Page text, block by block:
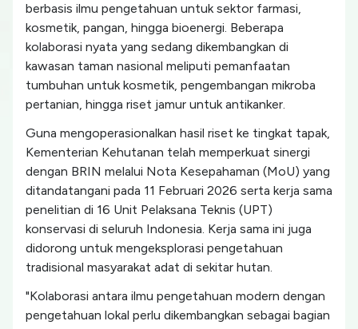
berbasis ilmu pengetahuan untuk sektor farmasi,
kosmetik, pangan, hingga bioenergi. Beberapa
kolaborasi nyata yang sedang dikembangkan di
kawasan taman nasional meliputi pemanfaatan
tumbuhan untuk kosmetik, pengembangan mikroba
pertanian, hingga riset jamur untuk antikanker.
Guna mengoperasionalkan hasil riset ke tingkat tapak,
Kementerian Kehutanan telah memperkuat sinergi
dengan BRIN melalui Nota Kesepahaman (MoU) yang
ditandatangani pada 11 Februari 2026 serta kerja sama
penelitian di 16 Unit Pelaksana Teknis (UPT)
konservasi di seluruh Indonesia. Kerja sama ini juga
didorong untuk mengeksplorasi pengetahuan
tradisional masyarakat adat di sekitar hutan.
"Kolaborasi antara ilmu pengetahuan modern dengan
pengetahuan lokal perlu dikembangkan sebagai bagian